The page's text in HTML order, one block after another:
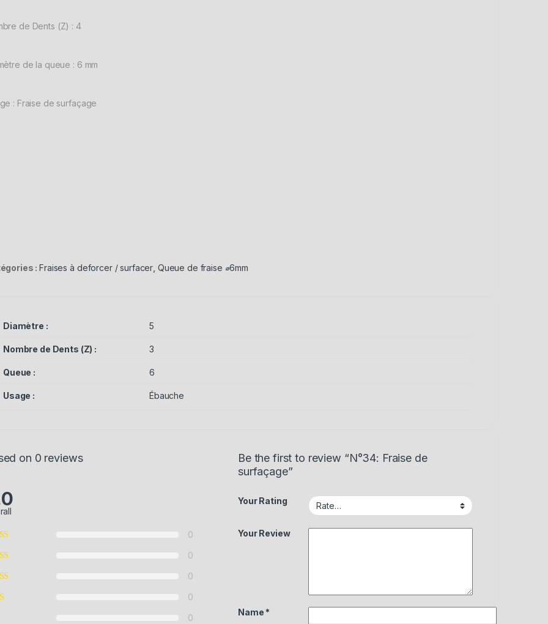
de Dents (Z) : 4
de la queue : 6 mm
: Fraise de surfaçage
:Fraises à deforcer / surfacer Queue de fraise ⌀6mm
Diamètre : 5
Nombre de Dents (Z) : 3
Queue : 6
Usage : Ébauche
on 0 reviews
0
0
0
0
0
Be the first to review “N°34: Fraise de
surfaçage”
Your Rating
Your Review
Name *